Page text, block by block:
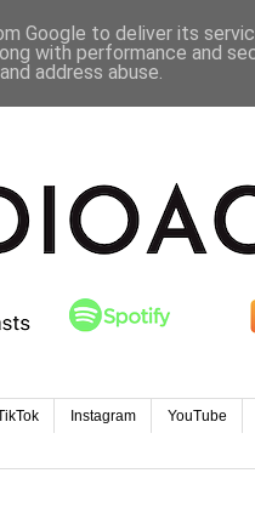
Instagram YouTube
Google to deliver its
with performance and
address abuse.